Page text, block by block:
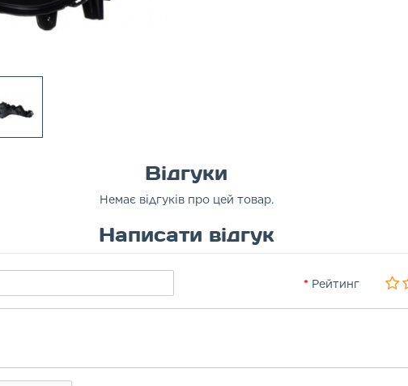
Відгуки
Немає відгуків про цей товар.
Написати відгук
Рейтинг